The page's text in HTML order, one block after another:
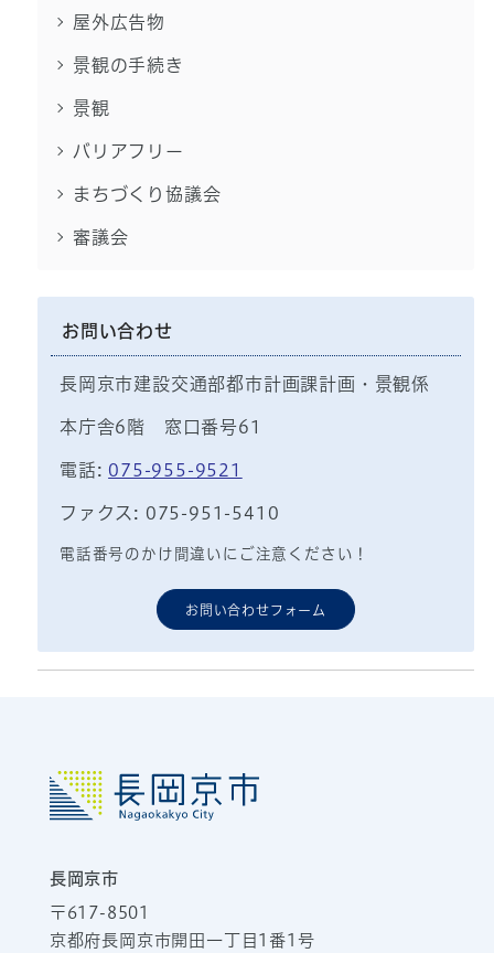
屋外広告物
景観の手続き
景観
バリアフリー
まちづくり協議会
審議会
お問い合わせ
長岡京市建設交通部都市計画課計画・景観係
本庁舎6階 窓口番号61
電話: 075-955-9521
ファクス: 075-951-5410
電話番号のかけ間違いにご注意ください！
お問い合わせフォーム
長岡京市
〒617-8501
京都府長岡京市開田一丁目1番1号